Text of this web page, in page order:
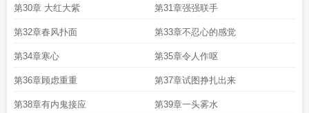
第30章 大红大紫 第31章强强联手
第32章春风扑面 第33章不忍心的感觉
第34章寒心 第35章令人作呕
第36章顾虑重重 第37章试图挣扎出来
第38章有内鬼接应 第39章一头雾水